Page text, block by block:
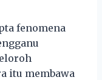
fenomena
itu membawa